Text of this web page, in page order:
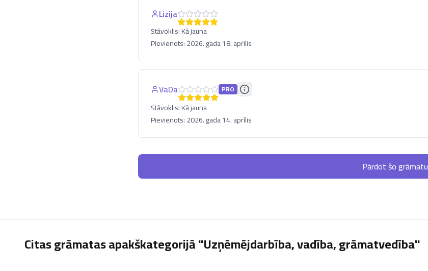
Lizija
Stāvoklis:Kā jauna
Pievienots:2026. gada 18. aprīlis
VaDa PRO
Stāvoklis:Kā jauna
Pievienots:2026. gada 14. aprīlis
Pārdot šo grāmatu
Citas grāmatas apakškategorijā "Uzņēmējdarbība, vadība, grāmatvedība"